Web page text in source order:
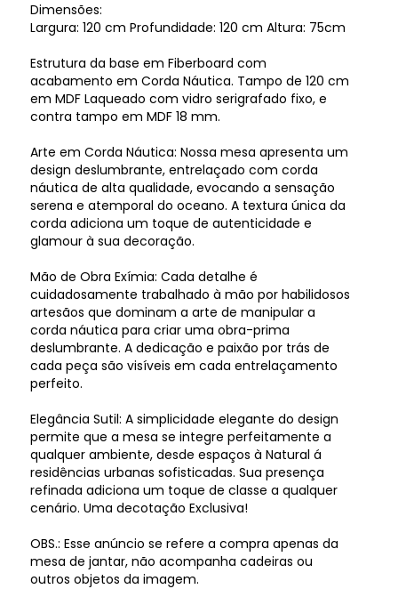
Dimensões:
Largura: 120 cm Profundidade: 120 cm Altura: 75cm
Estrutura da base em Fiberboard com
acabamento em Corda Náutica. Tampo de 120 cm
em MDF Laqueado com vidro serigrafado fixo, e
contra tampo em MDF 18 mm.
Arte em Corda Náutica: Nossa mesa apresenta um
design deslumbrante, entrelaçado com corda
náutica de alta qualidade, evocando a sensação
serena e atemporal do oceano. A textura única da
corda adiciona um toque de autenticidade e
glamour à sua decoração.
Mão de Obra Exímia: Cada detalhe é
cuidadosamente trabalhado à mão por habilidosos
artesãos que dominam a arte de manipular a
corda náutica para criar uma obra-prima
deslumbrante. A dedicação e paixão por trás de
cada peça são visíveis em cada entrelaçamento
perfeito.
Elegância Sutil: A simplicidade elegante do design
permite que a mesa se integre perfeitamente a
qualquer ambiente, desde espaços à Natural á
residências urbanas sofisticadas. Sua presença
refinada adiciona um toque de classe a qualquer
cenário. Uma decotação Exclusiva!
OBS.: Esse anúncio se refere a compra apenas da
mesa de jantar, não acompanha cadeiras ou
outros objetos da imagem.